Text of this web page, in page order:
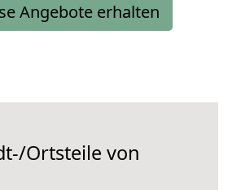
Angebote erhalten
Ortsteile von